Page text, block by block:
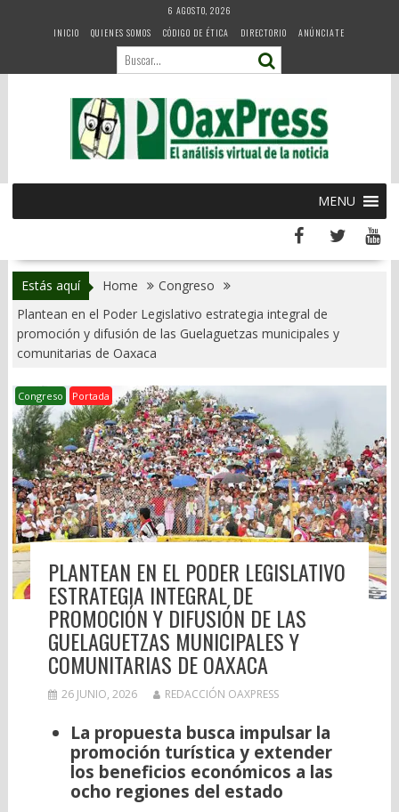
6 AGOSTO, 2026
INICIO
QUIENES SOMOS CÓDIGO DE ÉTICA DIRECTORIO ANÚNCIATE
MENU
Estás aquí Home
Congreso
Plantean en el Poder Legislativo estrategia integral de
promoción y difusión de las Guelaguetzas municipales y
comunitarias de Oaxaca
Congreso Portada
PLANTEAN EN EL PODER LEGISLATIVO
ESTRATEGIA INTEGRAL DE
PROMOCIÓN Y DIFUSIÓN DE LAS
GUELAGUETZAS MUNICIPALES Y
COMUNITARIAS DE OAXACA
26 JUNIO, 2026 REDACCIÓN OAXPRESS
La propuesta busca impulsar la
promoción turística y extender
los beneficios económicos a las
ocho regiones del estado